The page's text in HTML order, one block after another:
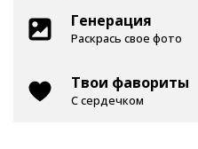
Генерация
Раскрась свое фото
Твои фавориты
С сердечком